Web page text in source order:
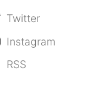
Twitter
Instagram
RSS